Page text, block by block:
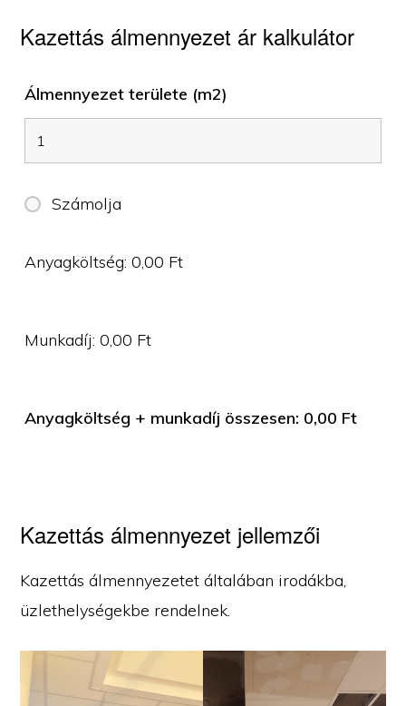
Kazettás álmennyezet ár kalkulátor
Álmennyezet területe (m2)
Számolja
Anyagköltség:0,00 Ft
Munkadíj:0,00 Ft
Anyagköltség + munkadíj összesen: 0,00 Ft
Kazettás álmennyezet jellemzői
Kazettás álmennyezetet általában irodákba,
üzlethelységekbe rendelnek.